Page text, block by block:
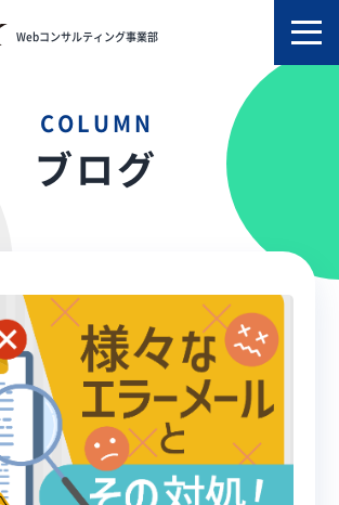
Webコンサルティング事業部
COLUMN
ブログ